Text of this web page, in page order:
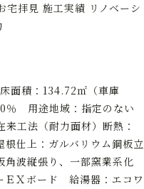
宅拝見 施工実績 リノベーシ
面積：134.72㎡（車庫
用途地域：指定のない
工法（耐力面材）断熱：
仕上：ガルバリウム鋼板立
波縦張り、一部窯業系化
Ｘボード 給湯器：エコワ